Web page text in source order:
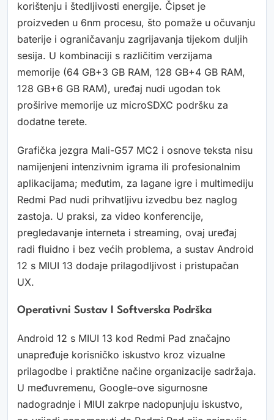
korištenju i štedljivosti energije. Čipset je
proizveden u 6nm procesu, što pomaže u očuvanju
baterije i ograničavanju zagrijavanja tijekom duljih
sesija. U kombinaciji s različitim verzijama
memorije (64 GB+3 GB RAM, 128 GB+4 GB RAM,
128 GB+6 GB RAM), uređaj nudi ugodan tok
proširive memorije uz microSDXC podršku za
dodatne terete.
Grafička jezgra Mali-G57 MC2 i osnove teksta nisu
namijenjeni intenzivnim igrama ili profesionalnim
aplikacijama; međutim, za lagane igre i multimediju
Redmi Pad nudi prihvatljivu izvedbu bez naglog
zastoja. U praksi, za video konferencije,
pregledavanje interneta i streaming, ovaj uređaj
radi fluidno i bez većih problema, a sustav Android
12 s MIUI 13 dodaje prilagodljivost i pristupačan
UX.
Operativni Sustav I Softverska Podrška
Android 12 s MIUI 13 kod Redmi Pad značajno
unapređuje korisničko iskustvo kroz vizualne
prilagodbe i praktične načine organizacije sadržaja.
U međuvremenu, Google-ove sigurnosne
nadogradnje i MIUI zakrpe nadopunjuju iskustvo,